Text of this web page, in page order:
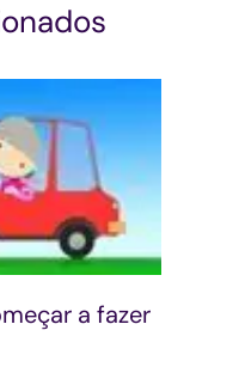
a fazer